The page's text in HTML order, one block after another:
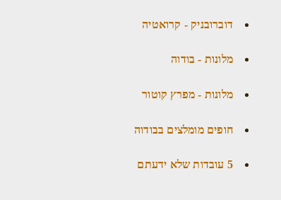
דוברובניק - קרואטיה
מלונות - בודוה
מלונות - מפרץ קוטור
חופים מומלצים בבודוה
5 עובדות שלא ידעתם